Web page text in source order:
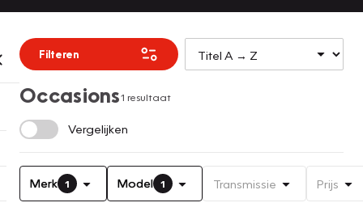
Filteren
Occasions1 resultaat
Vergelijken
Merk 1 Model 1 Transmissie Prijs